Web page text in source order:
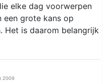
elke dag voorwerpen
een grote kans op
Het is daarom belangrijk
2009